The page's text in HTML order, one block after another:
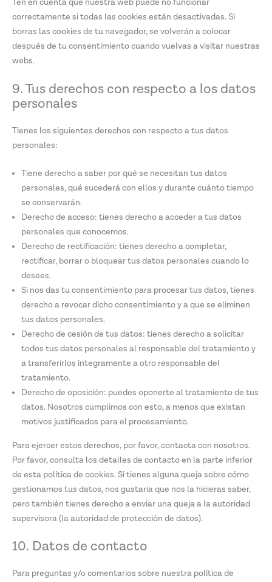
Ten en cuenta que nuestra web puede no funcionar
correctamente si todas las cookies están desactivadas. Si
borras las cookies de tu navegador, se volverán a colocar
después de tu consentimiento cuando vuelvas a visitar nuestras
webs.
9. Tus derechos con respecto a los datos
personales
Tienes los siguientes derechos con respecto a tus datos
personales:
Tiene derecho a saber por qué se necesitan tus datos
personales, qué sucederá con ellos y durante cuánto tiempo
se conservarán.
Derecho de acceso: tienes derecho a acceder a tus datos
personales que conocemos.
Derecho de rectificación: tienes derecho a completar,
rectificar, borrar o bloquear tus datos personales cuando lo
desees.
Si nos das tu consentimiento para procesar tus datos, tienes
derecho a revocar dicho consentimiento y a que se eliminen
tus datos personales.
Derecho de cesión de tus datos: tienes derecho a solicitar
todos tus datos personales al responsable del tratamiento y
a transferirlos íntegramente a otro responsable del
tratamiento.
Derecho de oposición: puedes oponerte al tratamiento de tus
datos. Nosotros cumplimos con esto, a menos que existan
motivos justificados para el procesamiento.
Para ejercer estos derechos, por favor, contacta con nosotros.
Por favor, consulta los detalles de contacto en la parte inferior
de esta política de cookies. Si tienes alguna queja sobre cómo
gestionamos tus datos, nos gustaría que nos la hicieras saber,
pero también tienes derecho a enviar una queja a la autoridad
supervisora (la autoridad de protección de datos).
10. Datos de contacto
Para preguntas y/o comentarios sobre nuestra política de